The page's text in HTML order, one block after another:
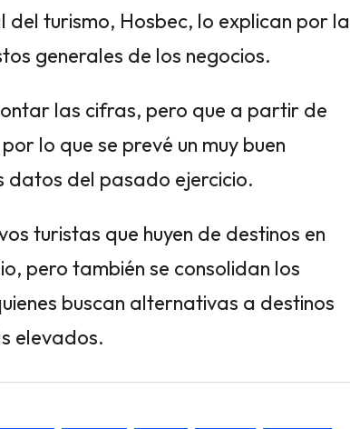
del turismo, Hosbec, lo explican por la
generales de los negocios.
las cifras, pero que a partir de
lo que se prevé un muy buen
datos del pasado ejercicio.
turistas que huyen de destinos en
pero también se consolidan los
buscan alternativas a destinos
elevados.